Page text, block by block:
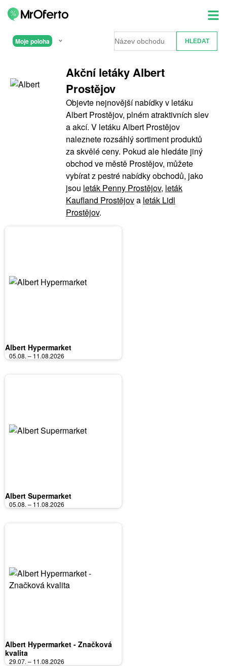
Moje poloha
Akční letáky Albert
Prostějov
Objevte nejnovější nabídky v letáku
Albert Prostějov, plném atraktivních slev
a akcí. V letáku Albert Prostějov
naleznete rozsáhlý sortiment produktů
za skvělé ceny. Pokud ale hledáte jiný
obchod ve městě Prostějov, můžete
vybírat z pestré nabídky obchodů, jako
jsou leták Penny Prostějov, leták
Kaufland Prostějova leták Lidl
Prostějov.
Albert Hypermarket
05.08. – 11.08.2026
Albert Supermarket
05.08. – 11.08.2026
Albert Hypermarket - Značková
kvalita
29.07. – 11.08.2026